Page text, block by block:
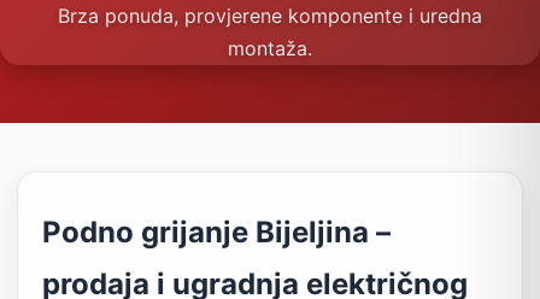
Brza ponuda, provjerene komponente i uredna
montaža.
Podno grijanje Bijeljina –
prodaja i ugradnja električnog